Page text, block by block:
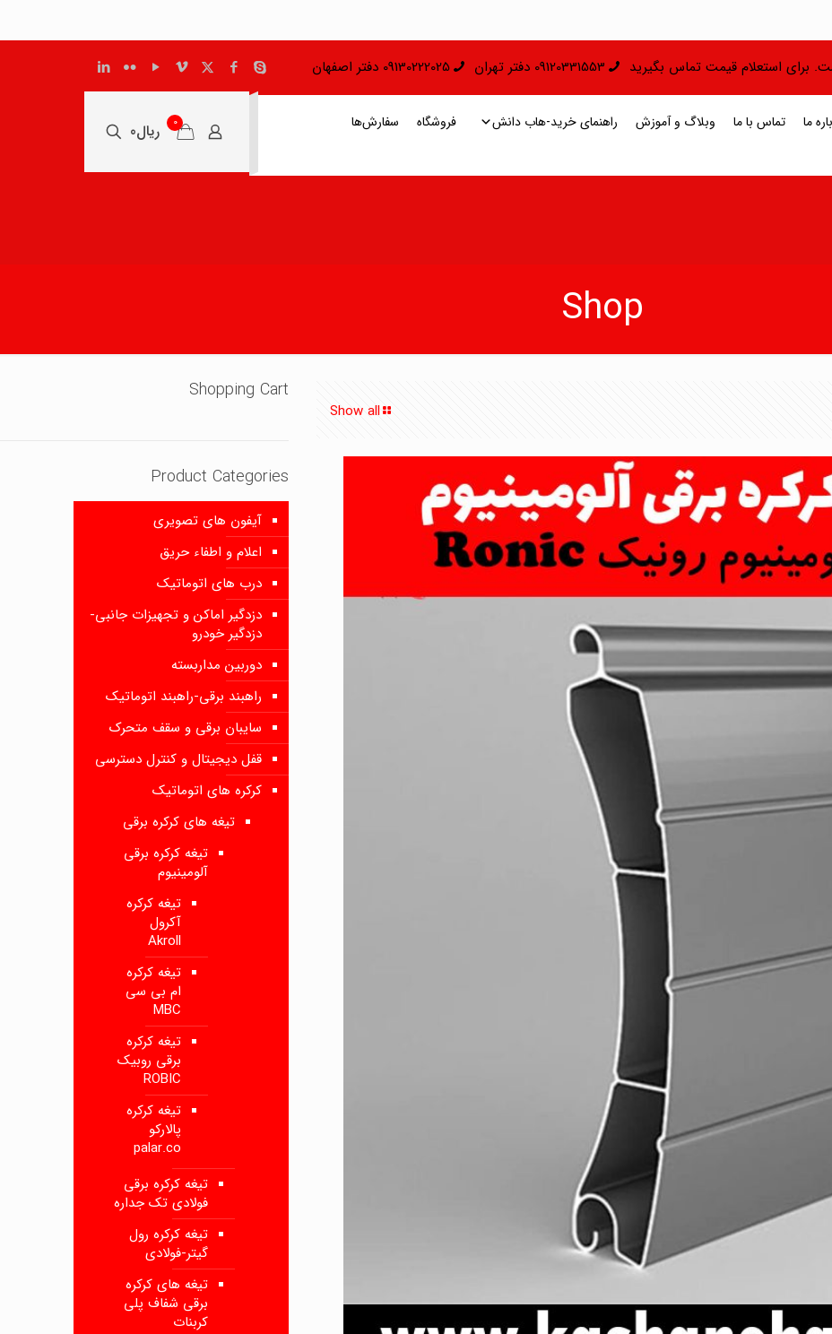
برای استعلام قیمت تماس بگیرید 09120331553 دفتر تهران 09130222025 دفتر اصفهان
ما تماس با ما وبلاگ و آموزش راهنمای خرید-هاب دانش فروشگاه سفارش‌ها 0 ریال0
Shop
Show all
Shopping Cart
Product Categories
آیفون های تصویری
اعلام و اطفاء حریق
درب های اتوماتیک
دزدگیر اماکن و تجهیزات جانبی-
دزدگیر خودرو
دوربین مداربسته
راهبند برقی-راهبند اتوماتیک
سایبان برقی و سقف متحرک
قفل دیجیتال و کنترل دسترسی
کرکره های اتوماتیک
تیغه های کرکره برقی
تیغه کرکره برقی
آلومینیوم
تیغه کرکره
آکرول
Akroll
تیغه کرکره
ام بی سی
MBC
تیغه کرکره
برقی روبیک
ROBIC
تیغه کرکره
پالارکو
palar.co
تیغه کرکره برقی
فولادی تک جداره
تیغه کرکره رول
گیتر-فولادی
تیغه های کرکره
برقی شفاف پلی
کربنات